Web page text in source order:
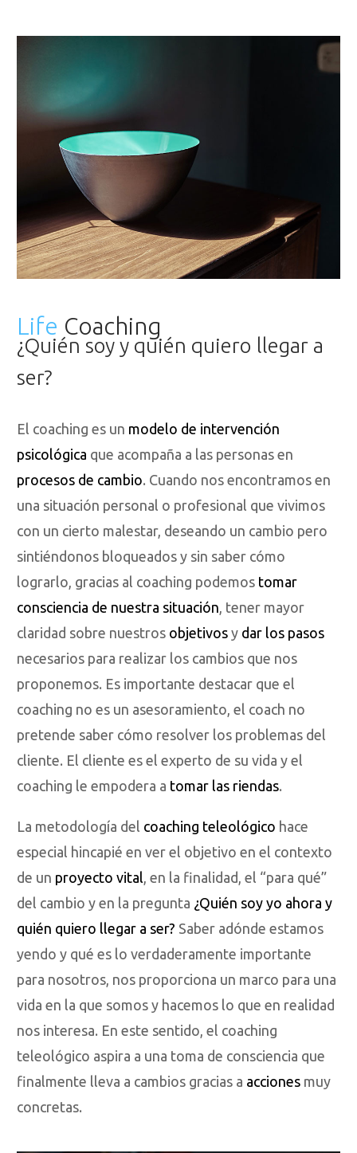
Life Coaching
¿Quién soy y quién quiero llegar a
ser?
El coaching es un modelo de intervención
psicológica que acompaña a las personas en
procesos de cambio. Cuando nos encontramos en
una situación personal o profesional que vivimos
con un cierto malestar, deseando un cambio pero
sintiéndonos bloqueados y sin saber cómo
lograrlo, gracias al coaching podemos tomar
consciencia de nuestra situación , tener mayor
claridad sobre nuestros objetivos y dar los pasos
necesarios para realizar los cambios que nos
proponemos. Es importante destacar que el
coaching no es un asesoramiento, el coach no
pretende saber cómo resolver los problemas del
cliente. El cliente es el experto de su vida y el
coaching le empodera a tomar las riendas.
La metodología del coaching teleológico hace
especial hincapié en ver el objetivo en el contexto
de un proyecto vital , en la finalidad, el “para qué”
del cambio y en la pregunta ¿Quién soy yo ahora y
quién quiero llegar a ser? Saber adónde estamos
yendo y qué es lo verdaderamente importante
para nosotros, nos proporciona un marco para una
vida en la que somos y hacemos lo que en realidad
nos interesa. En este sentido, el coaching
teleológico aspira a una toma de consciencia que
finalmente lleva a cambios gracias a acciones muy
concretas.